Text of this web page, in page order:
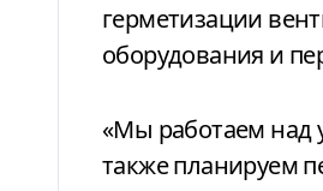
герметизации
оборудования и
«Мы работаем над
также планируем